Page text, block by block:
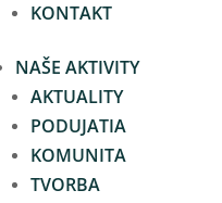
KONTAKT
NAŠE AKTIVITY
AKTUALITY
PODUJATIA
KOMUNITA
TVORBA